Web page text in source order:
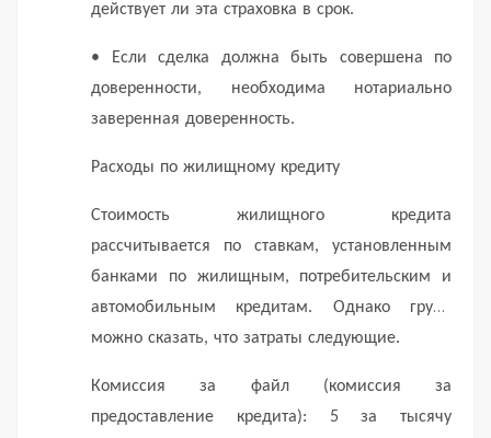
действует ли эта страховка в срок.
• Если сделка должна быть совершена по
доверенности, необходима нотариально
заверенная доверенность.
Расходы по жилищному кредиту
Стоимость жилищного кредита
рассчитывается по ставкам, установленным
банками по жилищным, потребительским и
автомобильным кредитам.
Однако грубо
можно сказать, что затраты следующие.
Комиссия за файл (комиссия за
предоставление кредита): 5 за тысячу